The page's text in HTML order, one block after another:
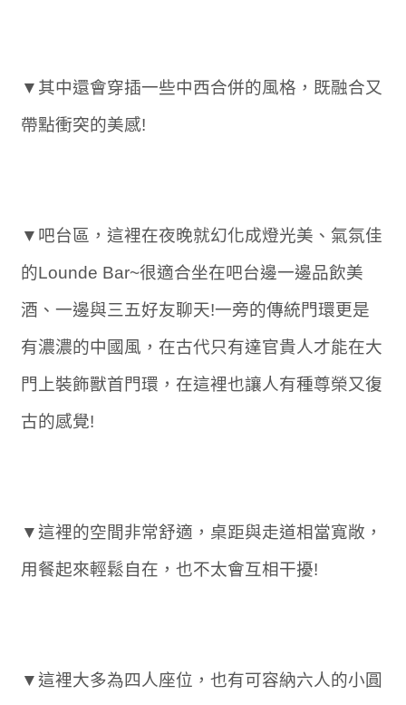
▼其中還會穿插一些中西合併的風格，既融合又
帶點衝突的美感!
▼吧台區，這裡在夜晚就幻化成燈光美、氣氛佳
的Lounde Bar~很適合坐在吧台邊一邊品飲美
酒、一邊與三五好友聊天!一旁的傳統門環更是
有濃濃的中國風，在古代只有達官貴人才能在大
門上裝飾獸首門環，在這裡也讓人有種尊榮又復
古的感覺!
▼這裡的空間非常舒適，桌距與走道相當寬敞，
用餐起來輕鬆自在，也不太會互相干擾!
▼這裡大多為四人座位，也有可容納六人的小圓